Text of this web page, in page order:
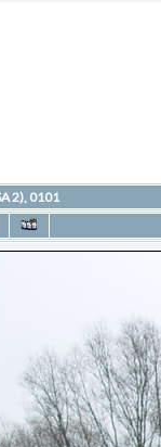
2), 0101